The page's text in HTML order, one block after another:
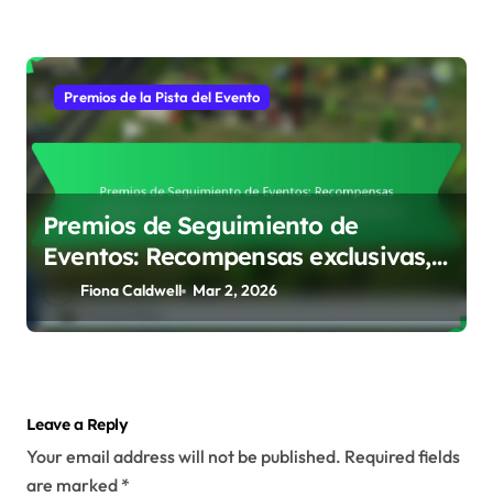
Premios de la Pista del Evento
Premios de Seguimiento de
Eventos: Recompensas exclusivas,
Reclama beneficios, Estrategias de
premios
Fiona Caldwell Mar 2, 2026
Leave a Reply
Your email address will not be published. Required fields
are marked *